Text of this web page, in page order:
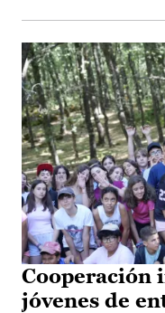
Cooperación
jóvenes de